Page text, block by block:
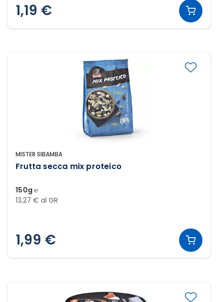
1,19 €
MISTER SIBAMBA
Frutta secca mix proteico
150g ℮
13,27 € al GR
1,99 €